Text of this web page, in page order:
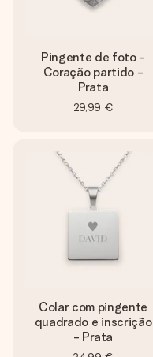
Pingente de foto -
Coração partido -
Prata
29,99 €
Colar com pingente
quadrado e inscrição
- Prata